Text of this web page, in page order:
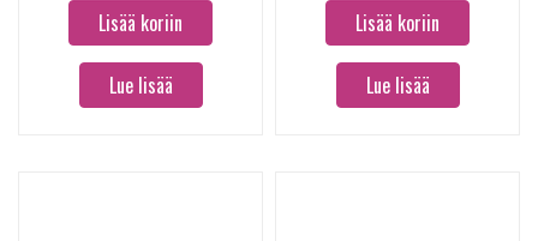
Lisää koriin
Lue lisää
Lisää koriin
Lue lisää